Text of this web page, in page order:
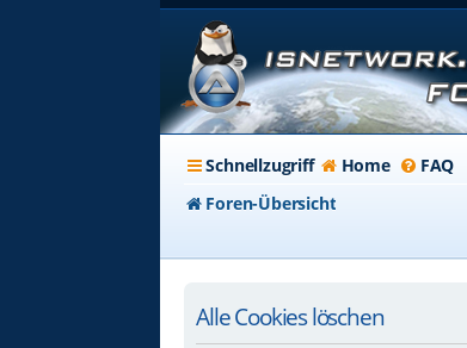
Schnellzugriff Home FAQ
Foren-Übersicht
Alle Cookies löschen